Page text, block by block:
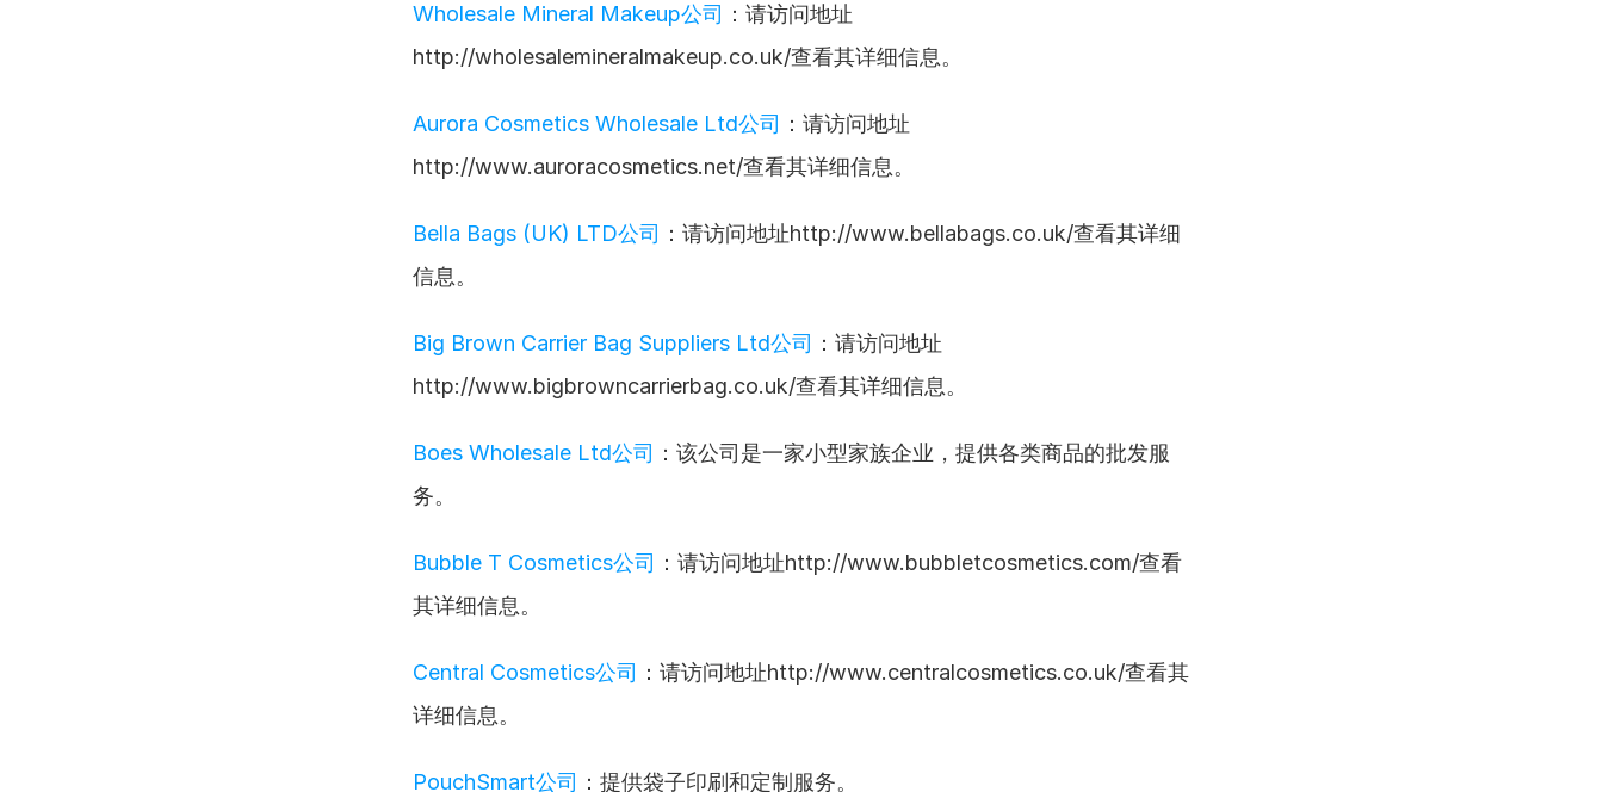
Wholesale Mineral Makeup公司 ：请访问地址
http://wholesalemineralmakeup.co.uk/查看其详细信息。
Aurora Cosmetics Wholesale Ltd公司 ：请访问地址
http://www.auroracosmetics.net/查看其详细信息。
Bella Bags (UK) LTD公司 ：请访问地址http://www.bellabags.co.uk/查看其详细
信息。
Big Brown Carrier Bag Suppliers Ltd公司 ：请访问地址
http://www.bigbrowncarrierbag.co.uk/查看其详细信息。
Boes Wholesale Ltd公司 ：该公司是一家小型家族企业，提供各类商品的批发服
务。
Bubble T Cosmetics公司 ：请访问地址http://www.bubbletcosmetics.com/查看
其详细信息。
Central Cosmetics公司 ：请访问地址http://www.centralcosmetics.co.uk/查看其
详细信息。
PouchSmart公司 ：提供袋子印刷和定制服务。